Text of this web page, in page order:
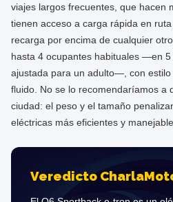
viajes largos frecuentes, que hacen
tienen acceso a carga rápida en
recarga por encima de cualquier
hasta 4 ocupantes habituales —en
ajustada para un adulto—, con
fluido. No se lo recomendaríamos a
ciudad: el peso y el tamaño
eléctricas más eficientes y
Veredicto